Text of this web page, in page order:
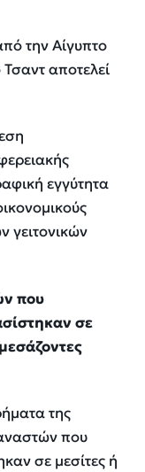
την Αίγυπτο
αποτελεί
εγγύτητα
γειτονικών
που
σε
της
που
σε μεσίτες ή